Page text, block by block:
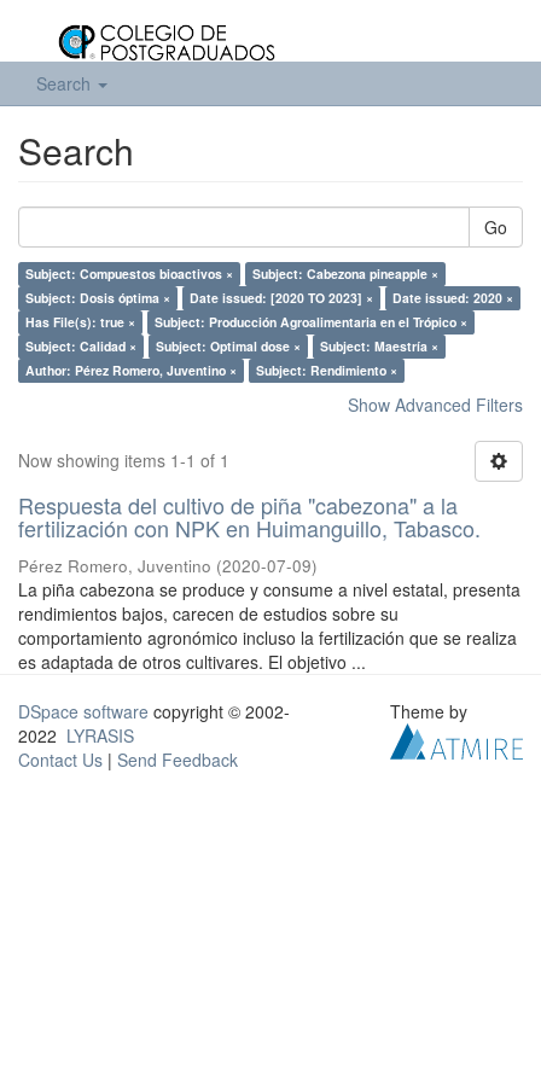
Search
Search
Go
Subject: Compuestos bioactivos ×
Subject: Cabezona pineapple ×
Subject: Dosis óptima ×
Date issued: [2020 TO 2023] ×
Date issued: 2020 ×
Has File(s): true ×
Subject: Producción Agroalimentaria en el Trópico ×
Subject: Calidad ×
Subject: Optimal dose ×
Subject: Maestría ×
Author: Pérez Romero, Juventino ×
Subject: Rendimiento ×
Show Advanced Filters
Now showing items 1-1 of 1
Respuesta del cultivo de piña "cabezona" a la
fertilización con NPK en Huimanguillo, Tabasco.
Pérez Romero, Juventino (2020-07-09)
La piña cabezona se produce y consume a nivel estatal, presenta
rendimientos bajos, carecen de estudios sobre su
comportamiento agronómico incluso la fertilización que se realiza
es adaptada de otros cultivares. El objetivo ...
DSpace software copyright © 2002-
2022 LYRASIS
Contact Us | Send Feedback
Theme by